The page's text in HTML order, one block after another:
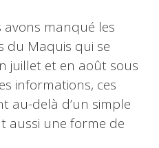
avons manqué les
du Maquis qui se
juillet et en août sous
informations, ces
au-delà d’un simple
aussi une forme de